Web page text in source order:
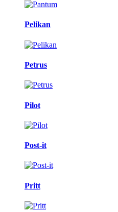
Pelikan
Petrus
Pilot
Post-it
Pritt